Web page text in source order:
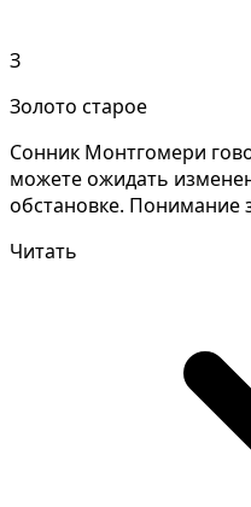
З
Золото старое
Сонник Монтгомери
можете ожидать
обстановке. Понимание
Читать